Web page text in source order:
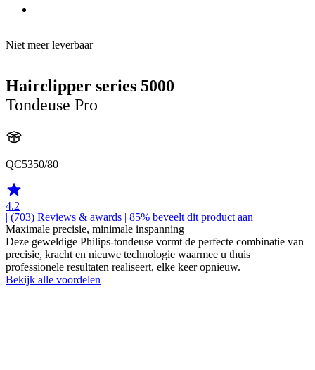
Niet meer leverbaar
Hairclipper series 5000
Tondeuse Pro
QC5350/80
4.2
| (703) Reviews & awards | 85% beveelt dit product aan
Maximale precisie, minimale inspanning
Deze geweldige Philips-tondeuse vormt de perfecte combinatie van
precisie, kracht en nieuwe technologie waarmee u thuis
professionele resultaten realiseert, elke keer opnieuw.
Bekijk alle voordelen